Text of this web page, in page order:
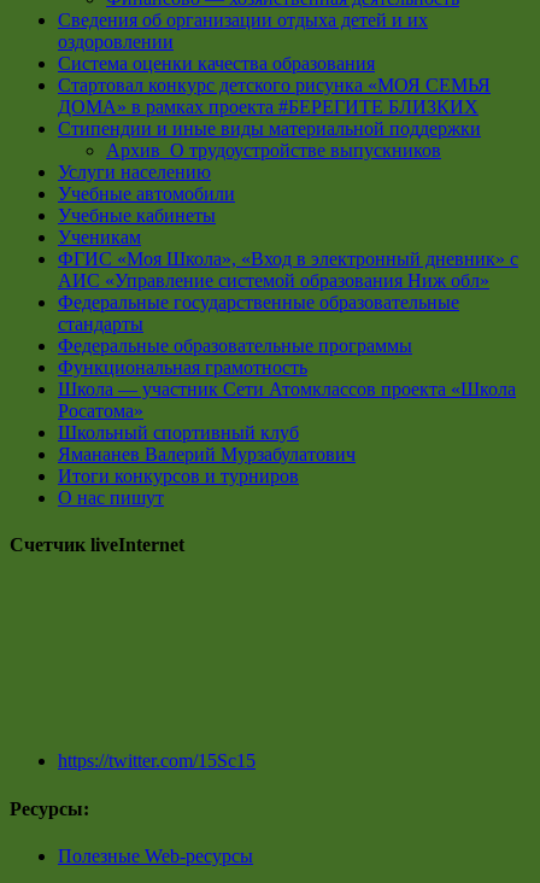
Сведения об организации отдыха детей и их
оздоровлении
Система оценки качества образования
Стартовал конкурс детского рисунка «МОЯ СЕМЬЯ
ДОМА» в рамках проекта #БЕРЕГИТЕ БЛИЗКИХ
Стипендии и иные виды материальной поддержки
Архив_О трудоустройстве выпускников
Услуги населению
Учебные автомобили
Учебные кабинеты
Ученикам
ФГИС «Моя Школа», «Вход в электронный дневник» с
АИС «Управление системой образования Ниж обл»
Федеральные государственные образовательные
стандарты
Федеральные образовательные программы
Функциональная грамотность
Школа — участник Сети Атомклассов проекта «Школа
Росатома»
Школьный спортивный клуб
Ямананев Валерий Мурзабулатович
Итоги конкурсов и турниров
О нас пишут
Счетчик liveInternet
https://twitter.com/15Sc15
Ресурсы:
Полезные Web-ресурсы